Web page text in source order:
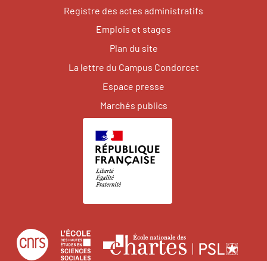
Registre des actes administratifs
Emplois et stages
Plan du site
La lettre du Campus Condorcet
Espace presse
Marchés publics
Centre
national
École
des